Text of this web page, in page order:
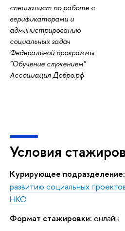
специалист по работе с
верификаторами и
администрированию
социальных задач
Федеральной программы
"Обучение служением"
Ассоциация Добро.рф
Условия
Курирующее подразделение:
развитию социальных
НКО
Формат стажировки: онлайн